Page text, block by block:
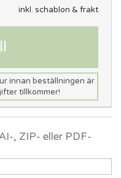
inkl. schablon & frakt
innan beställningen är
tillkommer!
, ZIP- eller PDF-